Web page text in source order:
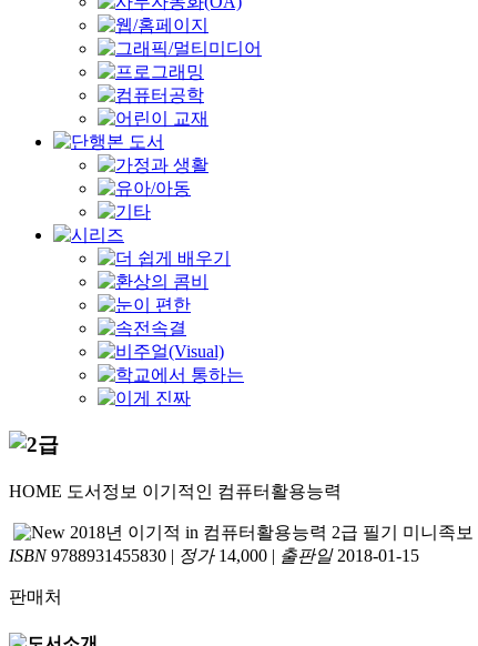
HOME 도서정보 이기적인 컴퓨터활용능력
2018년 이기적 in 컴퓨터활용능력 2급 필기 미니족보
ISBN9788931455830 | 정가14,000 | 출판일2018-01-15
판매처